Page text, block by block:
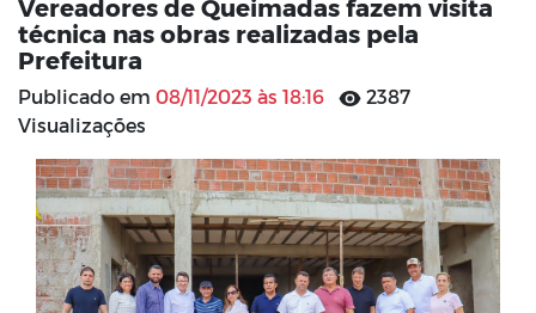
Vereadores de Queimadas fazem visita
técnica nas obras realizadas pela
Prefeitura
Publicado em 08/11/2023 às 18:16
2387
Visualizações